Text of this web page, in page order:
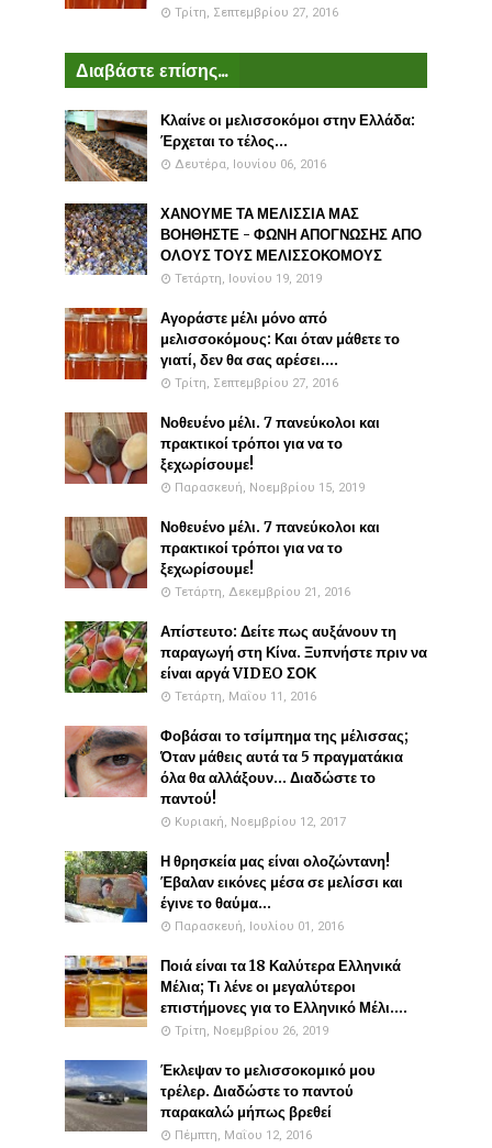
Τρίτη, Σεπτεμβρίου 27, 2016
Διαβάστε επίσης...
Κλαίνε οι μελισσοκόμοι στην Ελλάδα:
Έρχεται το τέλος...
Δευτέρα, Ιουνίου 06, 2016
ΧΑΝΟΥΜΕ ΤΑ ΜΕΛΙΣΣΙΑ ΜΑΣ
ΒΟΗΘΗΣΤΕ - ΦΩΝΗ ΑΠΟΓΝΩΣΗΣ ΑΠΟ
ΟΛΟΥΣ ΤΟΥΣ ΜΕΛΙΣΣΟΚΟΜΟΥΣ
Τετάρτη, Ιουνίου 19, 2019
Αγοράστε μέλι μόνο από
μελισσοκόμους: Και όταν μάθετε το
γιατί, δεν θα σας αρέσει....
Τρίτη, Σεπτεμβρίου 27, 2016
Νοθευένο μέλι. 7 πανεύκολοι και
πρακτικοί τρόποι για να το
ξεχωρίσουμε!
Παρασκευή, Νοεμβρίου 15, 2019
Νοθευένο μέλι. 7 πανεύκολοι και
πρακτικοί τρόποι για να το
ξεχωρίσουμε!
Τετάρτη, Δεκεμβρίου 21, 2016
Απίστευτο: Δείτε πως αυξάνουν τη
παραγωγή στη Κίνα. Ξυπνήστε πριν να
είναι αργά VIDEO ΣΟΚ
Τετάρτη, Μαΐου 11, 2016
Φοβάσαι το τσίμπημα της μέλισσας;
Όταν μάθεις αυτά τα 5 πραγματάκια
όλα θα αλλάξουν... Διαδώστε το
παντού!
Κυριακή, Νοεμβρίου 12, 2017
Η θρησκεία μας είναι ολοζώντανη!
Έβαλαν εικόνες μέσα σε μελίσσι και
έγινε το θαύμα...
Παρασκευή, Ιουλίου 01, 2016
Ποιά είναι τα 18 Καλύτερα Ελληνικά
Μέλια; Τι λένε οι μεγαλύτεροι
επιστήμονες για το Ελληνικό Μέλι....
Τρίτη, Νοεμβρίου 26, 2019
Έκλεψαν το μελισσοκομικό μου
τρέλερ. Διαδώστε το παντού
παρακαλώ μήπως βρεθεί
Πέμπτη, Μαΐου 12, 2016